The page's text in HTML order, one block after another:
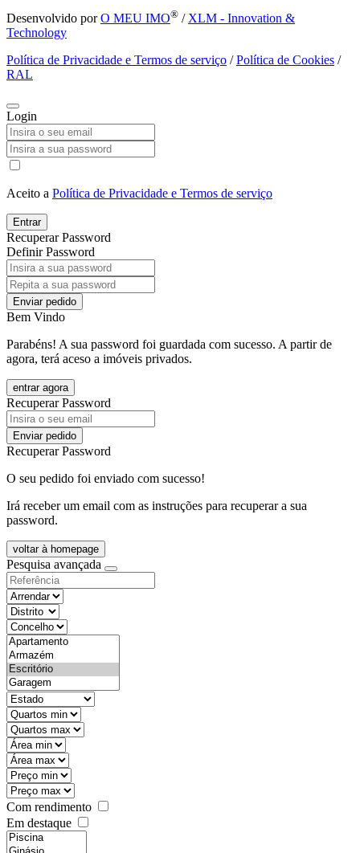
Desenvolvido porO MEU IMO® / XLM - Innovation &
Technology
Política de Privacidade e Termos de serviço /Política de Cookies /
RAL
Login
Aceito a Política de Privacidade e Termos de serviço
Entrar
Recuperar Password
Definir Password
Enviar pedido
Bem Vindo
Parabéns! A sua password foi guardada com sucesso. A partir de
agora, terá aceso a imóveis privados.
entrar agora
Recuperar Password
Enviar pedido
Recuperar Password
O seu pedido foi enviado com sucesso!
Irá receber um email com as instruções para recuperar a sua
password.
voltar à homepage
Pesquisa avançada
objective
districtId
countyId
types
state
mintypo
maxtypo
minarea
maxarea
minprice
maxprice
Com rendimento
Em destaque
features